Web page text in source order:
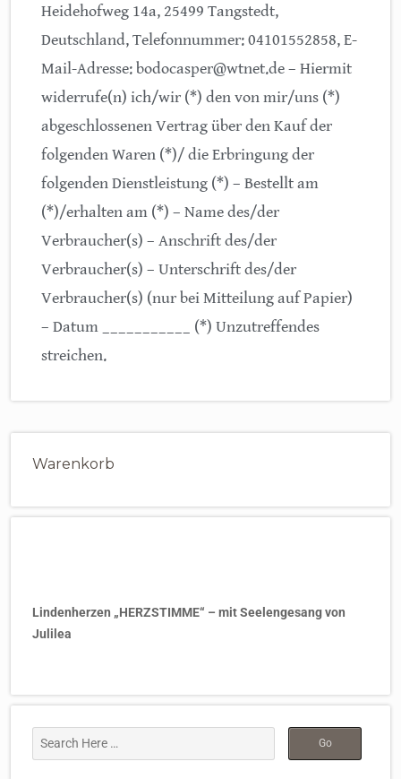
Heidehofweg 14a, 25499 Tangstedt,
Deutschland, Telefonnummer: 04101552858, E-
Mail-Adresse: bodocasper@wtnet.de – Hiermit
widerrufe(n) ich/wir (*) den von mir/uns (*)
abgeschlossenen Vertrag über den Kauf der
folgenden Waren (*)/ die Erbringung der
folgenden Dienstleistung (*) – Bestellt am
(*)/erhalten am (*) – Name des/der
Verbraucher(s) – Anschrift des/der
Verbraucher(s) – Unterschrift des/der
Verbraucher(s) (nur bei Mitteilung auf Papier)
– Datum ___________ (*) Unzutreffendes
streichen.
Warenkorb
Lindenherzen „HERZSTIMME“ – mit Seelengesang von
Julilea